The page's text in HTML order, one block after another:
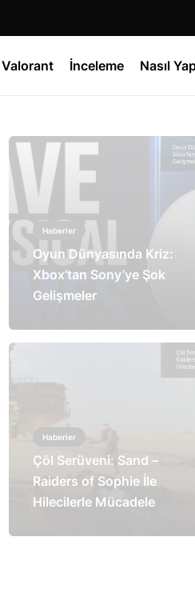
Valorant İnceleme Nasıl
Haberler
Oyun Dünyasında Kriz:
Xbox’tan Sony’ye Şok
Gelişmeler
Haberler
Çöl Serüveni: Sand –
Raiders of Sophie İle
Hilecilerle Mücadele